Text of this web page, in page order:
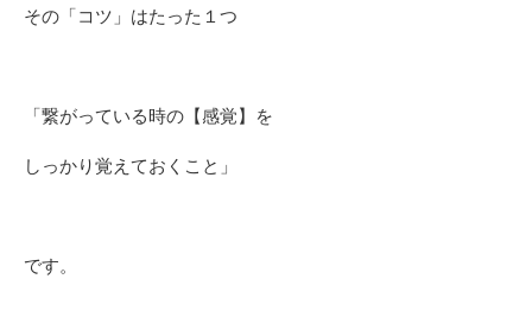
その「コツ」はたった１つ
「繋がっている時の【感覚】を
しっかり覚えておくこと」
です。